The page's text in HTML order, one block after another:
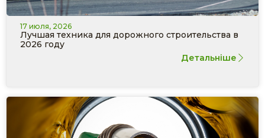
17 июля, 2026
Лучшая техника для дорожного строительства в
2026 году
Детальніше